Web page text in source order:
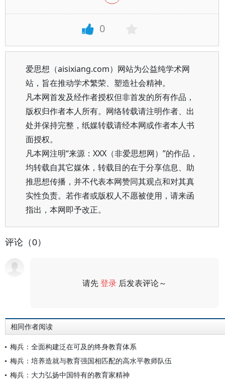
0
爱思想（aisixiang.com）网站为公益纯学术网
站，旨在推动学术繁荣、塑造社会精神。
凡本网首发及经作者授权但非首发的所有作品，
版权归作者本人所有。网络转载请注明作者、出
处并保持完整，纸媒转载请经本网或作者本人书
面授权。
凡本网注明“来源：XXX（非爱思想网）”的作品，
均转载自其它媒体，转载目的在于分享信息、助
推思想传播，并不代表本网赞同其观点和对其真
实性负责。若作者或版权人不愿被使用，请来函
指出，本网即予改正。
评论（0）
请先登录 后发表评论～
相同作者阅读
梅兵：全面构建泛在可及的终身教育体系
梅兵：培养造就与教育强国相匹配的高水平教师队伍
梅兵：大力弘扬中国特有的教育家精神